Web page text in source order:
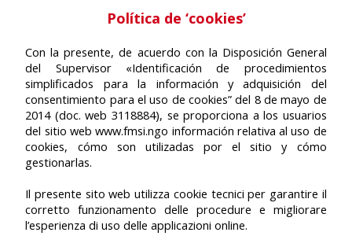
Política de ‘cookies’
Con la presente, de acuerdo con la Disposición General
del Supervisor «Identificación de procedimientos
simplificados para la información y adquisición del
consentimiento para el uso de cookies” del 8 de mayo de
2014 (doc. web 3118884), se proporciona a los usuarios
del sitio web www.fmsi.ngo información relativa al uso de
cookies, cómo son utilizadas por el sitio y cómo
gestionarlas.
Il presente sito web utilizza cookie tecnici per garantire il
corretto funzionamento delle procedure e migliorare
l’esperienza di uso delle applicazioni online.